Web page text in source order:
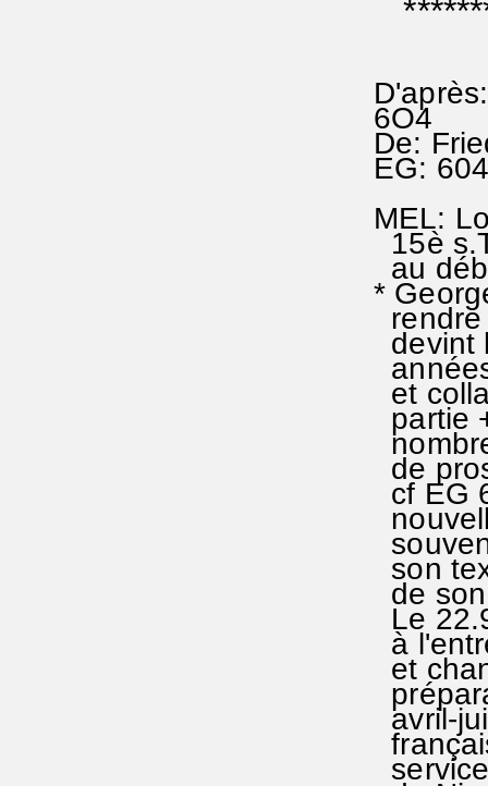
6O4
De:
EG:
MEL:
15è
au
*
devint
et
partie
de
cf EG
son
de
Le
à
et
avril-